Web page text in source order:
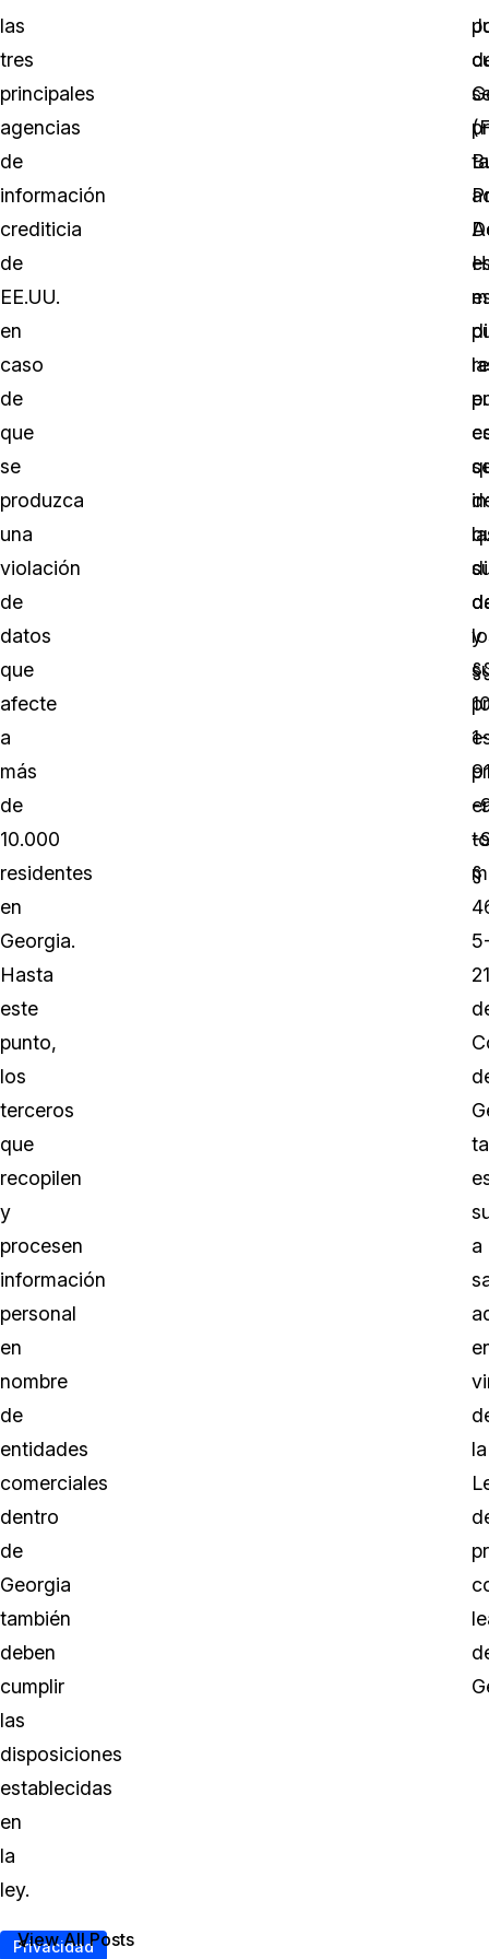
las
tres
principales
agencias
de
información
crediticia
de
EE.UU.
en
caso
de
que
se
produzca
una
violación
de
datos
que
afecte
a
más
de
10.000
residentes
en
Georgia.
Hasta
este
punto,
los
terceros
que
recopilen
y
procesen
información
personal
en
nombre
de
entidades
comerciales
dentro
de
Georgia
también
deben
cumplir
las
disposiciones
establecidas
en
la
ley.
1-
-
-
§
a
la
y
Privacidad
<
View All Posts